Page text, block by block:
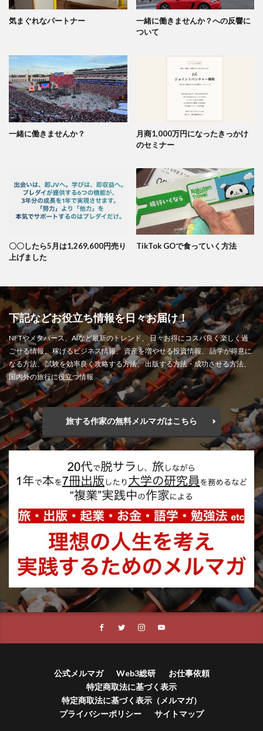
気まぐれなパートナー
一緒に働きませんか？への反響に
ついて
一緒に働きませんか？
月商1,000万円になったきっかけ
のセミナー
〇〇したら5月は1,269,600円売り
上げました
TikTok GOで食っていく方法
下記などお役立ち情報を日々お届け！
NFTやメタバース、AIなど最新のトレンド、 日々お得にコスパ良く楽しく過
ごせる情報、 稼げるビジネス情報、 資産を増やせる投資情報、 語学が得意に
なる方法、 試験を効率良く攻略する方法、 出版する方法・成功させる方法、
国内外の旅行に役立つ情報
旅する作家の無料メルマガはこちら
公式メルマガ Web3総研
お仕事依頼
特定商取法に基づく表示
特定商取法に基づく表示（メルマガ）
プライバシーポリシー
サイトマップ